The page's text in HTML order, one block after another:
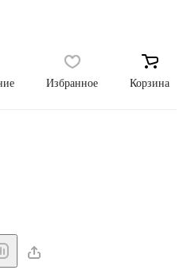
Избранное Корзина